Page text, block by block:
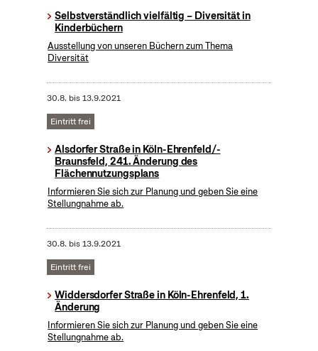
Selbstverständlich vielfältig – Diversität in
Kinderbüchern
Ausstellung von unseren Büchern zum Thema
Diversität
30.8. bis13.9.2021
Eintritt frei
Alsdorfer Straße in Köln-Ehrenfeld/-
Braunsfeld, 241. Änderung des
Flächennutzungsplans
Informieren Sie sich zur Planung und geben Sie eine
Stellungnahme ab.
30.8. bis13.9.2021
Eintritt frei
Widdersdorfer Straße in Köln-Ehrenfeld, 1.
Änderung
Informieren Sie sich zur Planung und geben Sie eine
Stellungnahme ab.